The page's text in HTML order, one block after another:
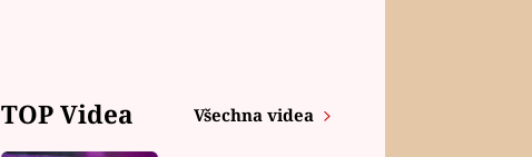
TOP Videa Všechna videa